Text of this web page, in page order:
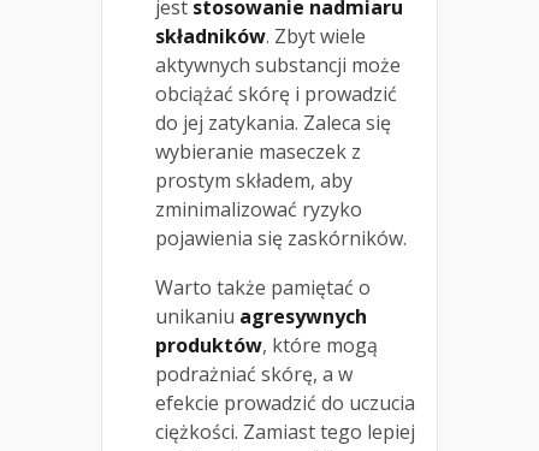
jest stosowanie nadmiaru
składników. Zbyt wiele
aktywnych substancji może
obciążać skórę i prowadzić
do jej zatykania. Zaleca się
wybieranie maseczek z
prostym składem, aby
zminimalizować ryzyko
pojawienia się zaskórników.
Warto także pamiętać o
unikaniu agresywnych
produktów, które mogą
podrażniać skórę, a w
efekcie prowadzić do uczucia
ciężkości. Zamiast tego lepiej